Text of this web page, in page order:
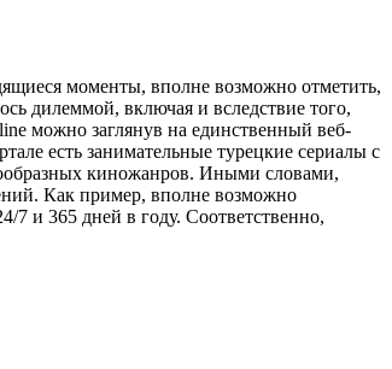
моменты, вполне возможно отметить,
дилеммой, включая и вследствие того,
можно заглянув на единственный веб-
есть занимательные турецкие сериалы с
киножанров. Иными словами,
Как пример, вполне возможно
7 и 365 дней в году. Соответственно,